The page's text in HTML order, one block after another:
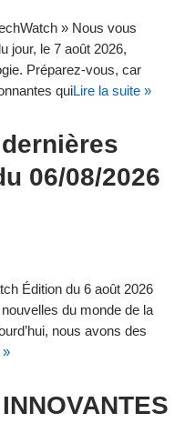
» Nous vous
jour, le 7 août 2026,
Préparez-vous, car
quiLire la suite »
06/08/2026
Édition du 6 août 2026
du monde de la
nous avons des
»